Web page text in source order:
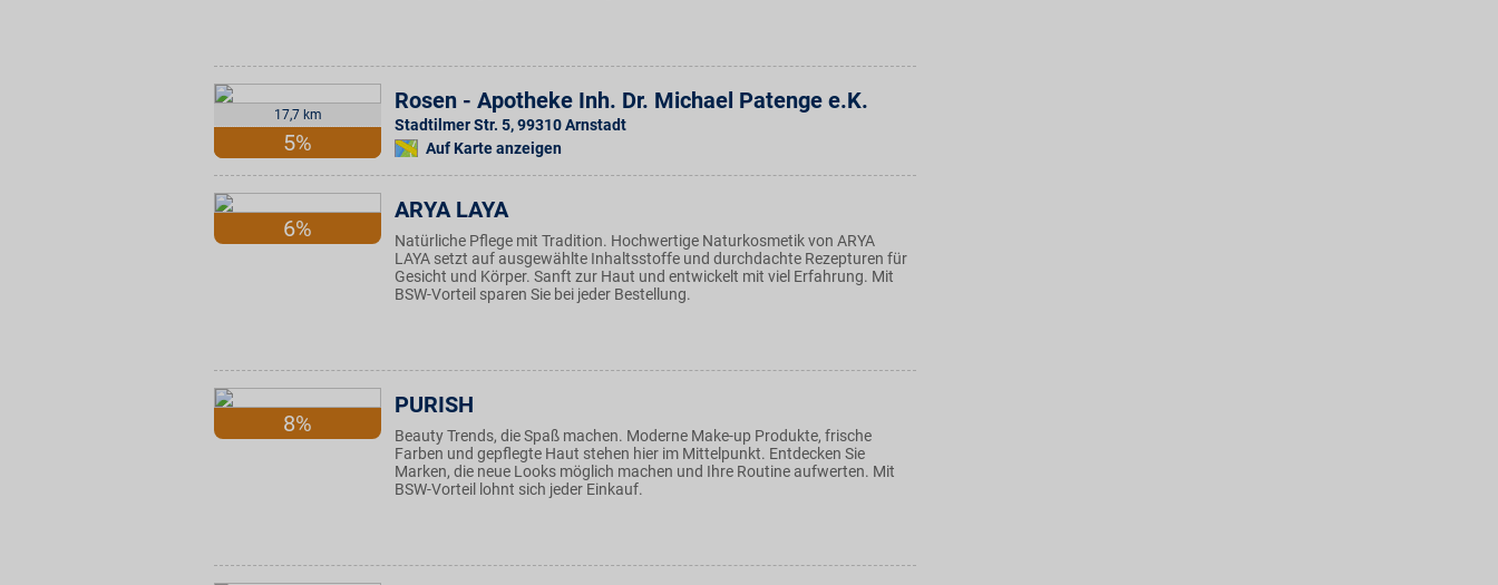
17,7 km
5%
Rosen - Apotheke Inh. Dr. Michael Patenge e.K.
Stadtilmer Str. 5,99310Arnstadt
Auf Karte anzeigen
6%
ARYA LAYA
Natürliche Pflege mit Tradition. Hochwertige Naturkosmetik von ARYA
LAYA setzt auf ausgewählte Inhaltsstoffe und durchdachte Rezepturen für
Gesicht und Körper. Sanft zur Haut und entwickelt mit viel Erfahrung. Mit
BSW-Vorteil sparen Sie bei jeder Bestellung.
8%
PURISH
Beauty Trends, die Spaß machen. Moderne Make-up Produkte, frische
Farben und gepflegte Haut stehen hier im Mittelpunkt. Entdecken Sie
Marken, die neue Looks möglich machen und Ihre Routine aufwerten. Mit
BSW-Vorteil lohnt sich jeder Einkauf.